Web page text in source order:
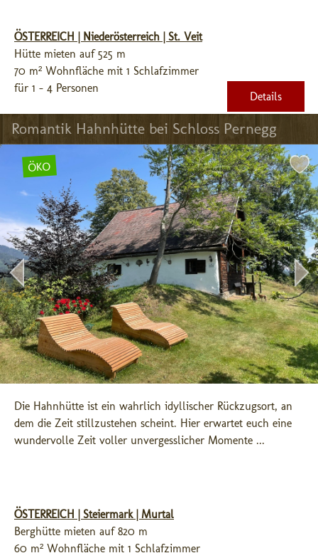
ÖSTERREICH | Niederösterreich | St. Veit
Hütte mieten auf 525 m
70 m² Wohnfläche mit 1 Schlafzimmer
für 1 - 4 Personen
Details
Romantik Hahnhütte bei Schloss Pernegg
ÖKO
Die Hahnhütte ist ein wahrlich idyllischer Rückzugsort, an
dem die Zeit stillzustehen scheint. Hier erwartet euch eine
wundervolle Zeit voller unvergesslicher Momente ...
ÖSTERREICH | Steiermark | Murtal
Berghütte mieten auf 820 m
60 m² Wohnfläche mit 1 Schlafzimmer